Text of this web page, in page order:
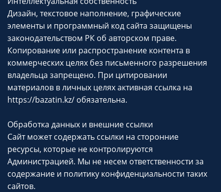
Дизайн, текстовое наполнение, графические
элементы и программный код сайта защищены
законодательством РК об авторском праве.
Копирование или распространение контента в
коммерческих целях без письменного разрешения
владельца запрещено. При цитировании
материалов в личных целях активная ссылка на
https://bazatin.kz/ обязательна.
Обработка данных и внешние ссылки
Сайт может содержать ссылки на сторонние
ресурсы, которые не контролируются
Администрацией. Мы не несем ответственности за
содержание и политику конфиденциальности таких
сайтов.